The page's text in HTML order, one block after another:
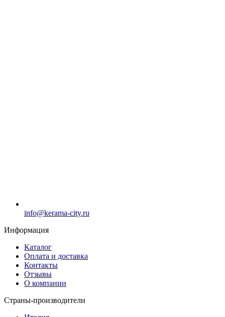
info@kerama-city.ru
Информация
Каталог
Оплата и доставка
Контакты
Отзывы
О компании
Страны-производители